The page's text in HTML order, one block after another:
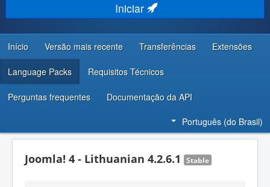
COMUNIDADE & SUPORTE
RECURSOS PARA DESENVOLVEDORES
Iniciar
Início Versão mais recente Transferências Extensões
Language Packs Requisitos Técnicos
Perguntas frequentes Documentação da API
Português (do Brasil)
Joomla! 4 - Lithuanian 4.2.6.1 Stable